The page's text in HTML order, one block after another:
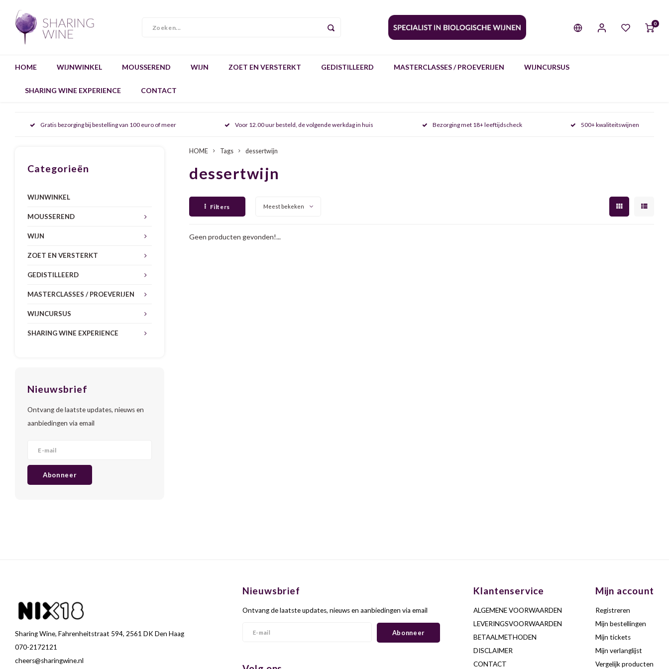
0
HOME WIJNWINKEL MOUSSEREND WIJN ZOET EN VERSTERKT GEDISTILLEERD MASTERCLASSES / PROEVERIJEN WIJNCURSUS
SHARING WINE EXPERIENCE CONTACT
Gratis bezorging bij bestelling van 100 euro of meer Voor 12.00 uur besteld, de volgende werkdag in huis Bezorging met 18+ leeftijdscheck 500+ kwaliteitswijnen
Categorieën
WIJNWINKEL
MOUSSEREND
WIJN
ZOET EN VERSTERKT
GEDISTILLEERD
MASTERCLASSES / PROEVERIJEN
WIJNCURSUS
SHARING WINE EXPERIENCE
Nieuwsbrief
Ontvang de laatste updates, nieuws en
aanbiedingen via email
Abonneer
HOME Tags dessertwijn
dessertwijn
Filters Meest bekeken
Geen producten gevonden!...
Sharing Wine, Fahrenheitstraat 594, 2561 DK Den Haag
070-2172121
cheers@sharingwine.nl
Nieuwsbrief
Ontvang de laatste updates, nieuws en aanbiedingen via email
Abonneer
Klantenservice
ALGEMENE VOORWAARDEN
LEVERINGSVOORWAARDEN
BETAALMETHODEN
DISCLAIMER
CONTACT
Mijn account
Registreren
Mijn bestellingen
Mijn tickets
Mijn verlanglijst
Vergelijk producten